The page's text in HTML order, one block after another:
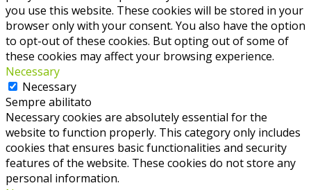
you use this website. These cookies will be stored in your
browser only with your consent. You also have the option
to opt-out of these cookies. But opting out of some of
these cookies may affect your browsing experience.
Necessary
Necessary
Sempre abilitato
Necessary cookies are absolutely essential for the
website to function properly. This category only includes
cookies that ensures basic functionalities and security
features of the website. These cookies do not store any
personal information.